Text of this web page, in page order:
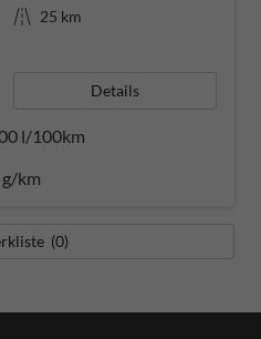
Kilometerstand 25 km
Details
l/100km
km
(0)